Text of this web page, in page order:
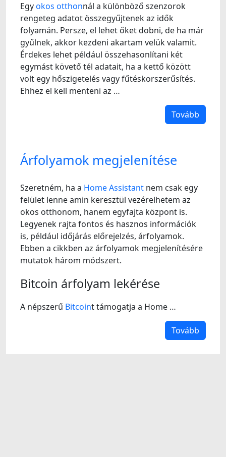
Egyokos otthonnál a különböző szenzorok
rengeteg adatot összegyűjtenek az idők
folyamán. Persze, el lehet őket dobni, de ha már
gyűlnek, akkor kezdeni akartam velük valamit.
Érdekes lehet például összehasonlítani két
egymást követő tél adatait, ha a kettő között
volt egy hőszigetelés vagy fűtéskorszerűsítés.
Ehhez el kell menteni az …
Tovább
Árfolyamok megjelenítése
Szeretném, ha a Home Assistant nem csak egy
felület lenne amin keresztül vezérelhetem az
okos otthonom, hanem egyfajta központ is.
Legyenek rajta fontos és hasznos információk
is, például időjárás előrejelzés, árfolyamok.
Ebben a cikkben az árfolyamok megjelenítésére
mutatok három módszert.
Bitcoin árfolyam lekérése
A népszerű Bitcoint támogatja a Home …
Tovább